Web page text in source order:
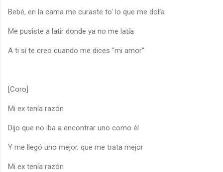
Bebé, en la cama me curaste to' lo que me dolía
Me pusiste a latir donde ya no me latía
A ti sí te creo cuando me dices "mi amor"
[Coro]
Mi ex tenía razón
Dijo que no iba a encontrar uno como él
Y me llegó uno mejor, que me trata mejor
Mi ex tenía razón